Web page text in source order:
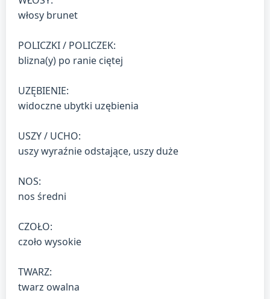
włosy brunet
POLICZKI / POLICZEK:
blizna(y) po ranie ciętej
UZĘBIENIE:
widoczne ubytki uzębienia
USZY / UCHO:
uszy wyraźnie odstające, uszy duże
NOS:
nos średni
CZOŁO:
czoło wysokie
TWARZ:
twarz owalna